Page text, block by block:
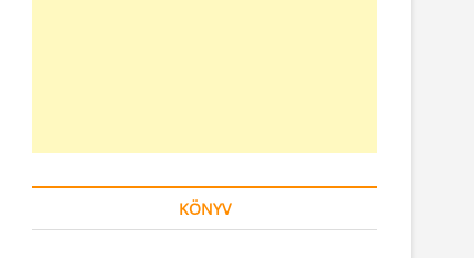
KÖNYV